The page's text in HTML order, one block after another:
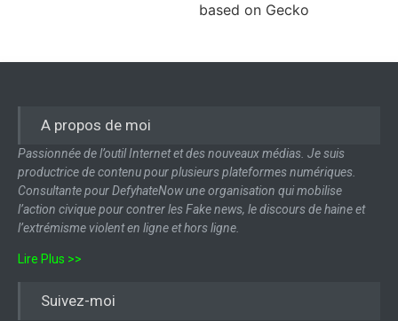
based on Gecko
A propos de moi
Passionnée de l’outil Internet et des nouveaux médias. Je suis
productrice de contenu pour plusieurs plateformes numériques.
Consultante pour DefyhateNow une organisation qui mobilise
l’action civique pour contrer les Fake news, le discours de haine et
l’extrémisme violent en ligne et hors ligne.
Lire Plus >>
Suivez-moi